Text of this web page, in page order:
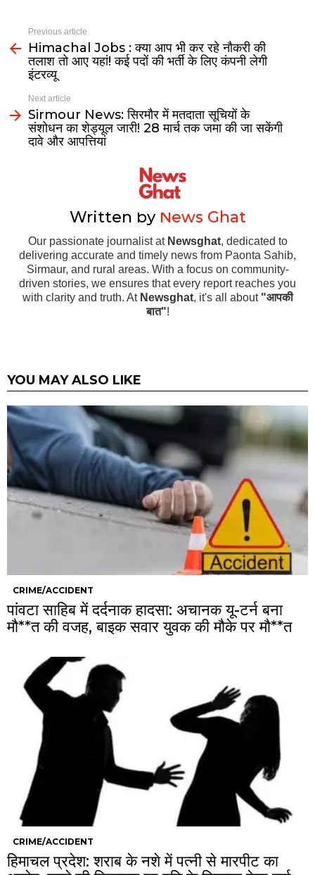
Previous article
Himachal Jobs : क्या आप भी कर रहे नौकरी की
तलाश तो आए यहां! कई पदों की भर्ती के लिए कंपनी लेगी
इंटरव्यू
Next article
Sirmour News: सिरमौर में मतदाता सूचियों के
संशोधन का शेड्यूल जारी! 28 मार्च तक जमा की जा सकेंगी
दावे और आपत्तियां
Written by News Ghat
Our passionate journalist at Newsghat, dedicated to
delivering accurate and timely news from Paonta Sahib,
Sirmaur, and rural areas. With a focus on community-
driven stories, we ensures that every report reaches you
with clarity and truth. At Newsghat, it's all about "आपकी
बात"!
YOU MAY ALSO LIKE
CRIME/ACCIDENT
पांवटा साहिब में दर्दनाक हादसा: अचानक यू-टर्न बना
मौ**त की वजह, बाइक सवार युवक की मौके पर मौ**त
CRIME/ACCIDENT
हिमाचल प्रदेश: शराब के नशे में पत्नी से मारपीट का